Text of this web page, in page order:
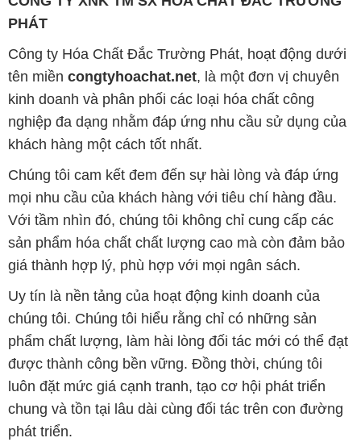
PHÁT
Công ty Hóa Chất Đắc Trường Phát, hoạt động dưới
tên miền congtyhoachat.net, là một đơn vị chuyên
kinh doanh và phân phối các loại hóa chất công
nghiệp đa dạng nhằm đáp ứng nhu cầu sử dụng của
khách hàng một cách tốt nhất.
Chúng tôi cam kết đem đến sự hài lòng và đáp ứng
mọi nhu cầu của khách hàng với tiêu chí hàng đầu.
Với tầm nhìn đó, chúng tôi không chỉ cung cấp các
sản phẩm hóa chất chất lượng cao mà còn đảm bảo
giá thành hợp lý, phù hợp với mọi ngân sách.
Uy tín là nền tảng của hoạt động kinh doanh của
chúng tôi. Chúng tôi hiểu rằng chỉ có những sản
phẩm chất lượng, làm hài lòng đối tác mới có thể đạt
được thành công bền vững. Đồng thời, chúng tôi
luôn đặt mức giá cạnh tranh, tạo cơ hội phát triển
chung và tồn tại lâu dài cùng đối tác trên con đường
phát triển.